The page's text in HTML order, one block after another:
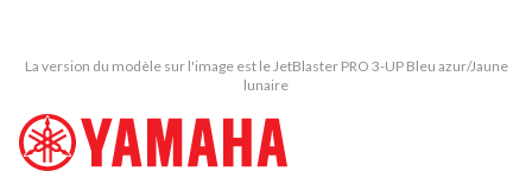
La version du modèle sur l'image est le JetBlaster PRO 3-UP Bleu azur/Jaune
lunaire